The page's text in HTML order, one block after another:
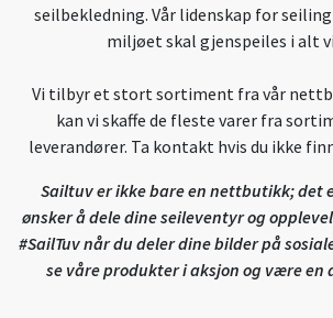
seilbekledning. Vår lidenskap for
miljøet skal gjenspeiles i alt
Vi tilbyr et stort sortiment fra vår
kan vi skaffe de fleste varer fra
leverandører. Ta kontakt hvis du ikke
Sailtuv er ikke bare en nettbutikk; det
ønsker å dele dine seileventyr og
#SailTuv når du deler dine bilder på
se våre produkter i aksjon og være en